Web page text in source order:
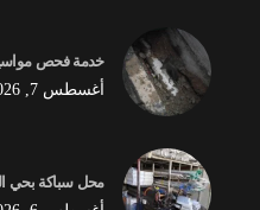
خدمة فحص
أغسطس 7, 2026
محل سباكة بحي